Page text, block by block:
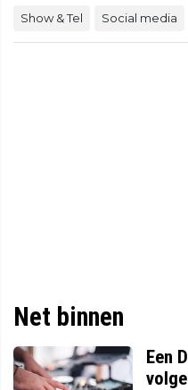
Show & Tel Social media
Net binnen
Een